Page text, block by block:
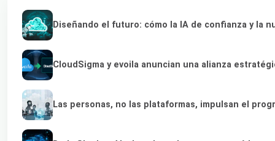
Diseñando el futuro: cómo la IA de confianza y la
CloudSigma y evoila anuncian una alianza
Las personas, no las plataformas, impulsan el